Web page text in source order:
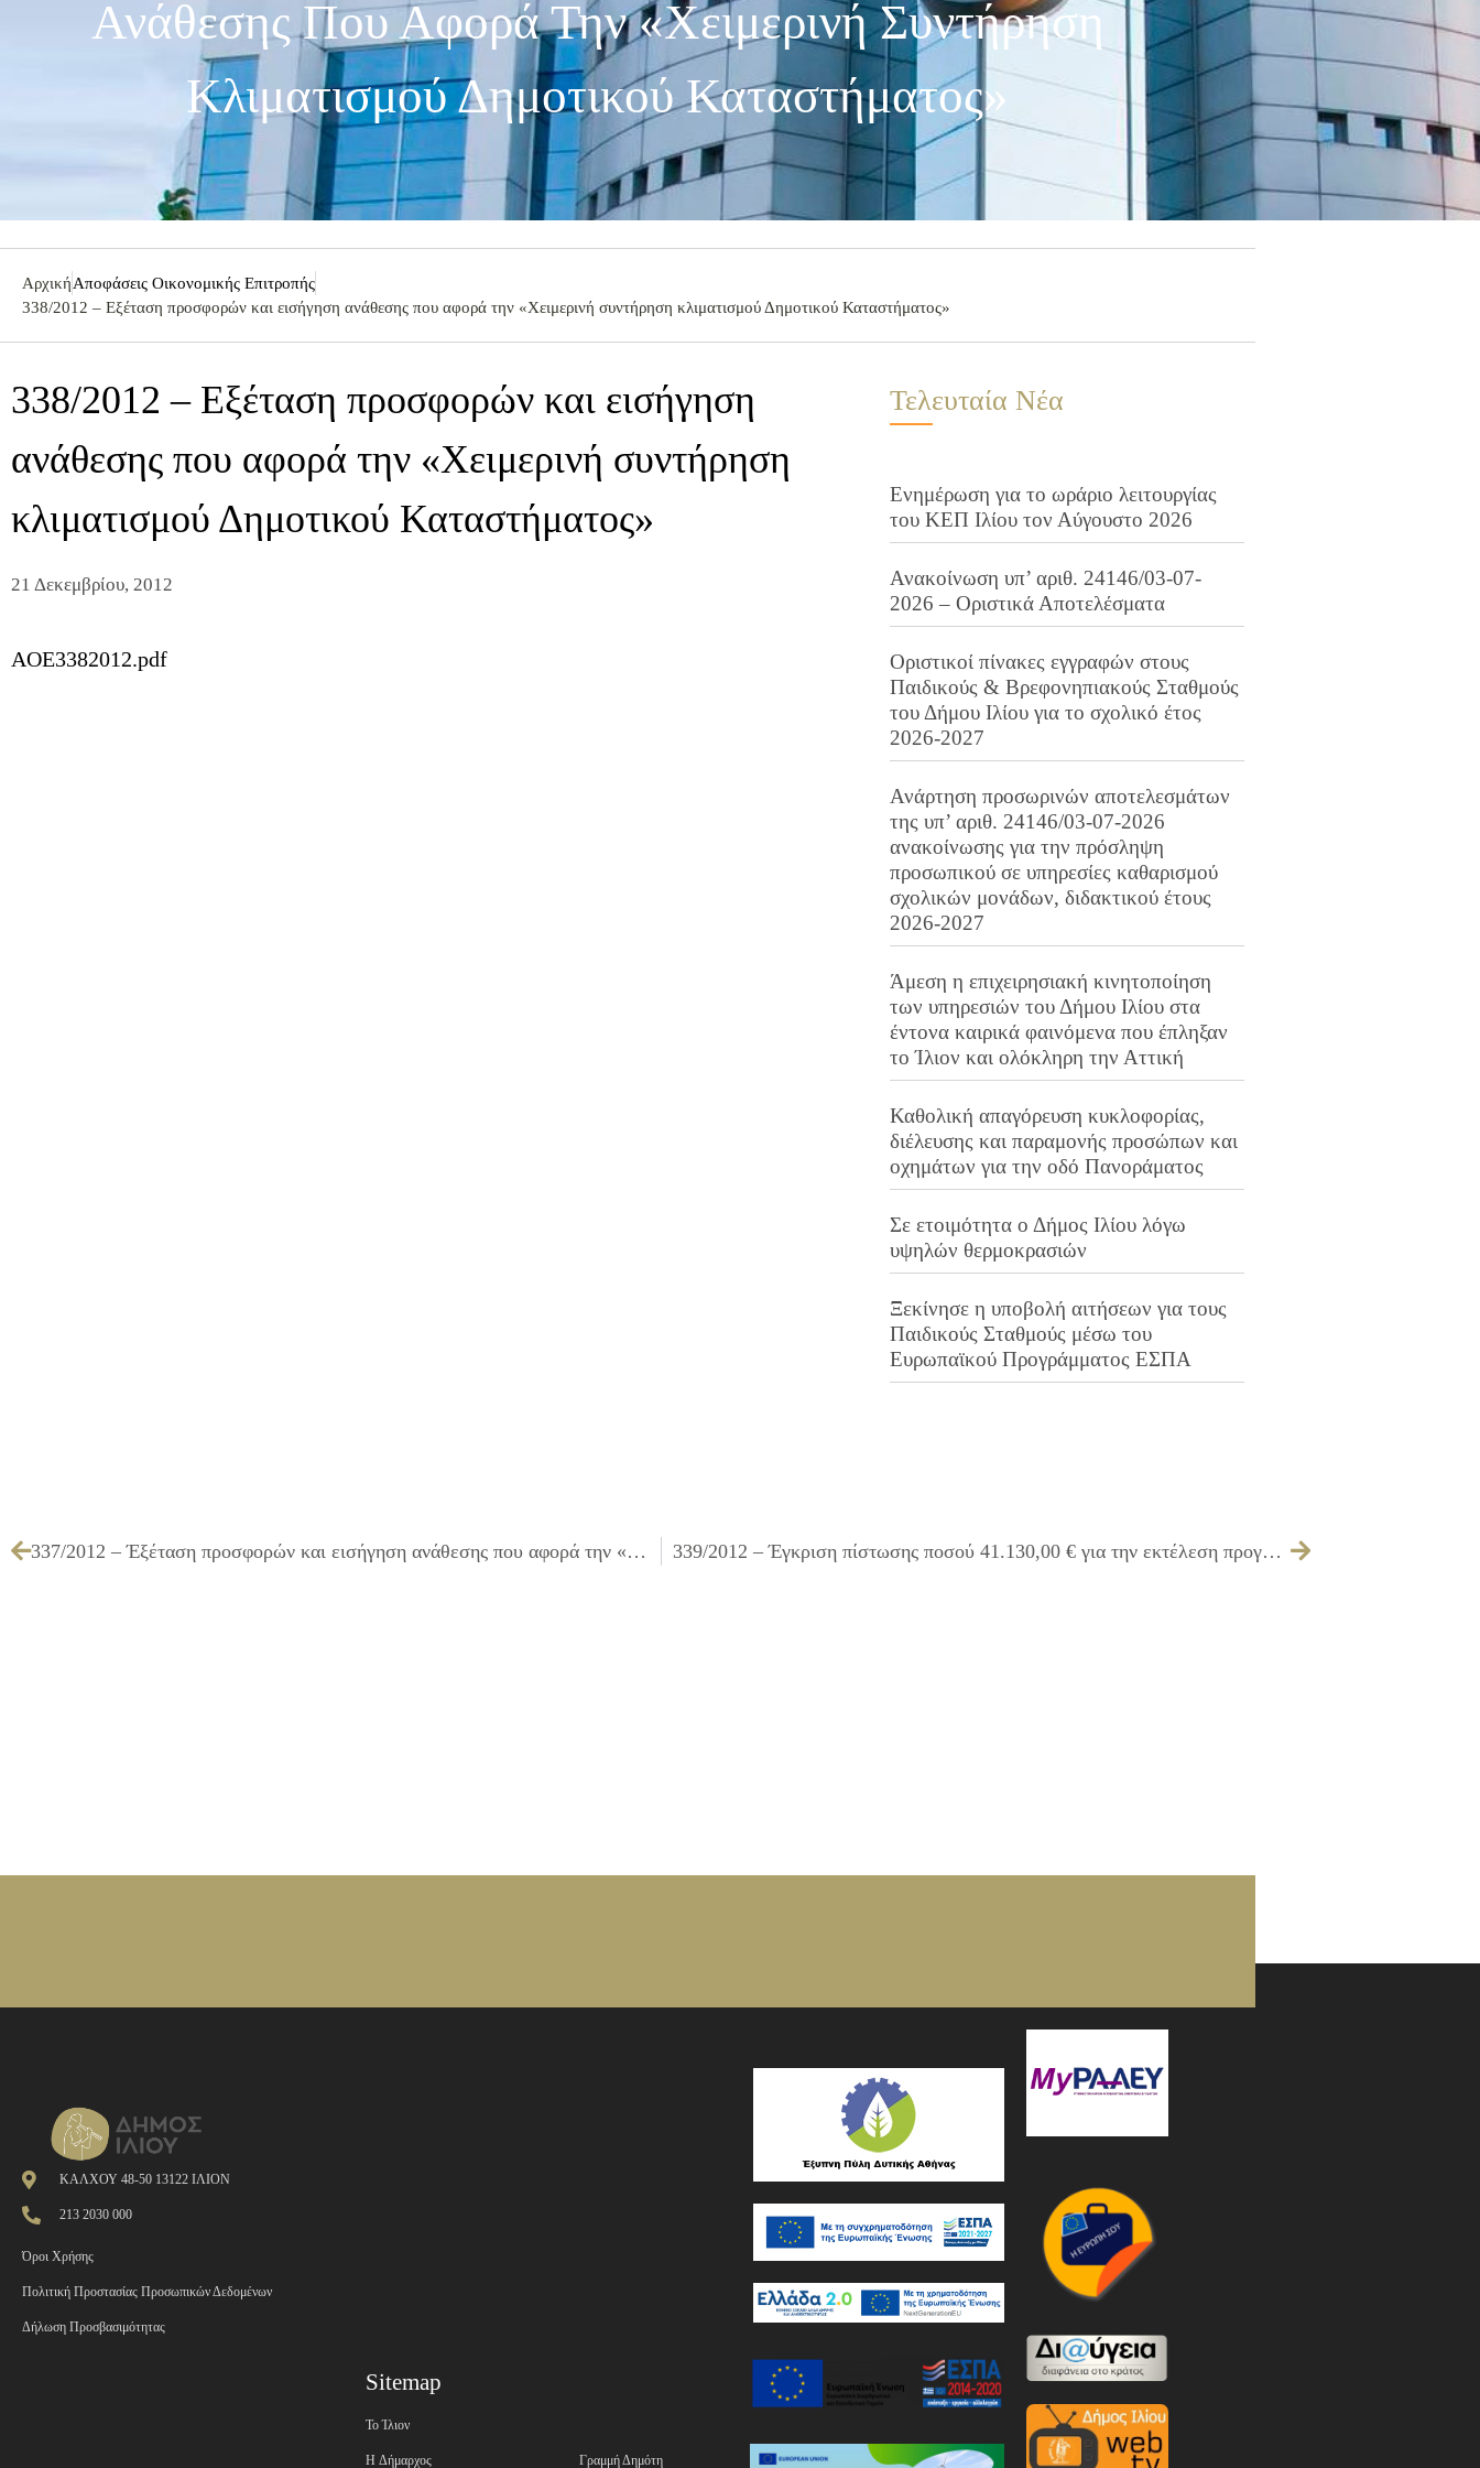
Ανάθεσης Που Αφορά Την «Χειμερινή Συντήρηση
Κλιματισμού Δημοτικού Καταστήματος»
ΑρχικήΑποφάσεις Οικονομικής Επιτροπής
338/2012 – Εξέταση προσφορών και εισήγηση ανάθεσης που αφορά την «Χειμερινή συντήρηση κλιματισμού Δημοτικού Καταστήματος»
338/2012 – Εξέταση προσφορών και εισήγηση
ανάθεσης που αφορά την «Χειμερινή συντήρηση
κλιματισμού Δημοτικού Καταστήματος»
21 Δεκεμβρίου, 2012
AOE3382012.pdf
Τελευταία Νέα
Ενημέρωση για το ωράριο λειτουργίας
του ΚΕΠ Ιλίου τον Αύγουστο 2026
Ανακοίνωση υπ’ αριθ. 24146/03-07-
2026 – Οριστικά Αποτελέσματα
Οριστικοί πίνακες εγγραφών στους
Παιδικούς & Βρεφονηπιακούς Σταθμούς
του Δήμου Ιλίου για το σχολικό έτος
2026-2027
Ανάρτηση προσωρινών αποτελεσμάτων
της υπ’ αριθ. 24146/03-07-2026
ανακοίνωσης για την πρόσληψη
προσωπικού σε υπηρεσίες καθαρισμού
σχολικών μονάδων, διδακτικού έτους
2026-2027
Άμεση η επιχειρησιακή κινητοποίηση
των υπηρεσιών του Δήμου Ιλίου στα
έντονα καιρικά φαινόμενα που έπληξαν
το Ίλιον και ολόκληρη την Αττική
Καθολική απαγόρευση κυκλοφορίας,
διέλευσης και παραμονής προσώπων και
οχημάτων για την οδό Πανοράματος
Σε ετοιμότητα ο Δήμος Ιλίου λόγω
υψηλών θερμοκρασιών
Ξεκίνησε η υποβολή αιτήσεων για τους
Παιδικούς Σταθμούς μέσω του
Ευρωπαϊκού Προγράμματος ΕΣΠΑ
337/2012 – Έξέταση προσφορών και εισήγηση ανάθεσης που αφορά την «Ενοικίαση χημικής τουαλέτας» 339/2012 – Έγκριση πίστωσης ποσού 41.130,00 € για την εκτέλεση προγραμματικής σύμβασης μεταξύ ΔΗΜΟΥ ΙΛΙΟΥ- ΔΗ.KE.Π.Α.Κ.Α – ΙΛΙΟΝ ΚΟΙΝΩΝΙΚΗ ΣΥΝ-ΕΡΓΑΣΙΑ ΚΟΙΝ.Σ.ΕΠ.
ΚΑΛΧΟΥ 48-50 13122 ΙΛΙΟΝ
213 2030 000
Όροι Χρήσης
Πολιτική Προστασίας Προσωπικών Δεδομένων
Δήλωση Προσβασιμότητας
Sitemap
Το Ίλιον
H Δήμαρχος Γραμμή Δημότη